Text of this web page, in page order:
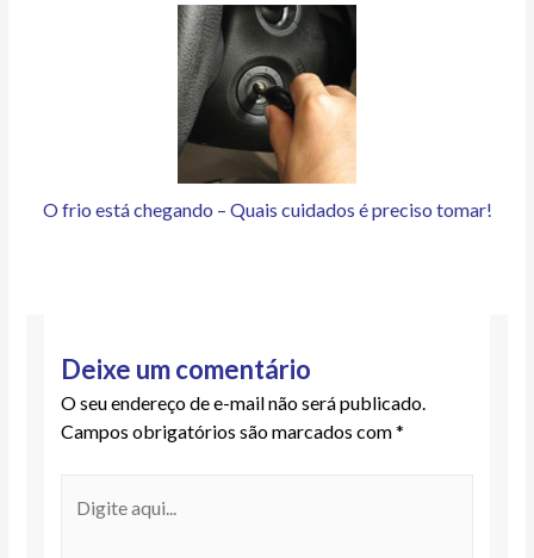
O frio está chegando – Quais cuidados é preciso tomar!
Deixe um comentário
O seu endereço de e-mail não será publicado.
Campos obrigatórios são marcados com*